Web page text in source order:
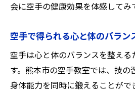
会に空手の健康効果を体感してみ
空手で得られる心と体のバラン
空手は心と体のバランスを整え
す。熊本市の空手教室では、技の
身体能力を同時に鍛えることが